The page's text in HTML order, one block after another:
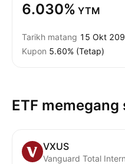
6.030% YTM
Tarikh matang 15 Okt
Kupon 5.60% (Tetap)
ETF memegang
VXUS